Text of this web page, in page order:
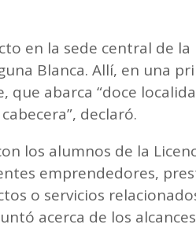
en la sede central de la
Blanca. Allí, en una
abarca “doce
declaró.
los alumnos de la
emprendedores,
o servicios
acerca de los